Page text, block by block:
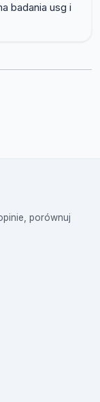
badania usg i
porównuj